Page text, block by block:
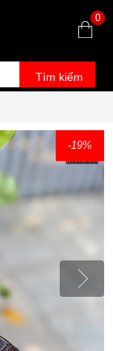
0
Tìm kiếm
-19%